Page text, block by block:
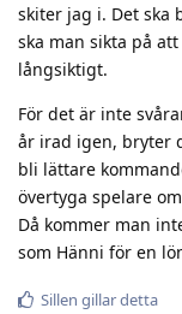
skiter jag i. Det ska
ska man sikta på
långsiktigt.
För det är inte
år irad igen, bryter
bli lättare
övertyga spelare
Då kommer man
som Hänni för en
Sillen gillar detta